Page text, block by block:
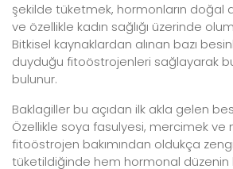
şekilde tüketmek, hormonların doğal
ve özellikle kadın sağlığı üzerinde
Bitkisel kaynaklardan alınan bazı
duyduğu fitoöstrojenleri sağlayarak
bulunur.
Baklagiller bu açıdan ilk akla gelen
Özellikle soya fasulyesi, mercimek ve
fitoöstrojen bakımından oldukça
tüketildiğinde hem hormonal düzenin